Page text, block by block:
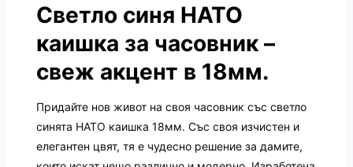
Светло синя НАТО
каишка за часовник –
свеж акцент в 18мм.
Придайте нов живот на своя часовник със светло
синята НАТО каишка 18мм. Със своя изчистен и
елегантен цвят, тя е чудесно решение за дамите,